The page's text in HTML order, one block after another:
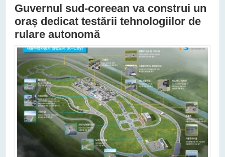
Guvernul sud-coreean va construi un
oraș dedicat testării tehnologiilor de
rulare autonomă